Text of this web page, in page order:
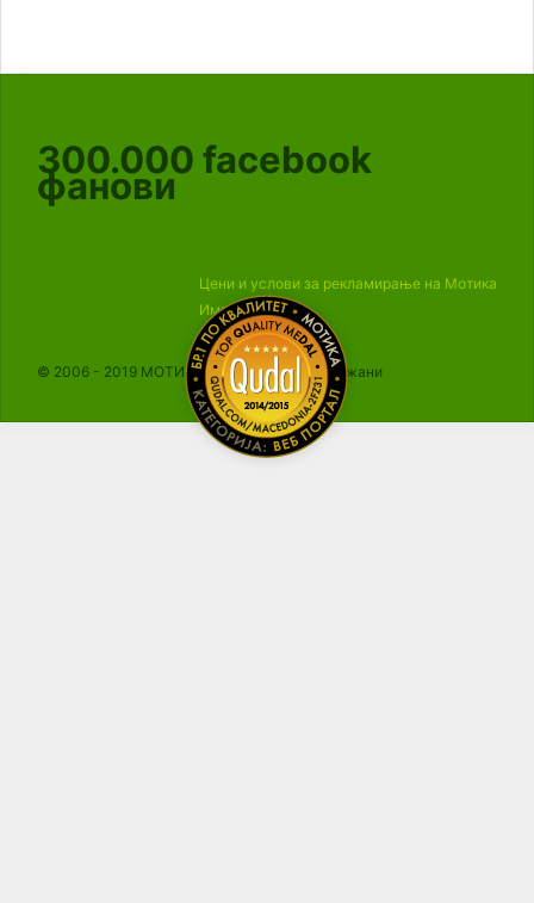
300.000 facebook
фанови
Цени и услови за рекламирање на Мотика
Импресум
© 2006 - 2019 МОТИКА, Сите права се задржани